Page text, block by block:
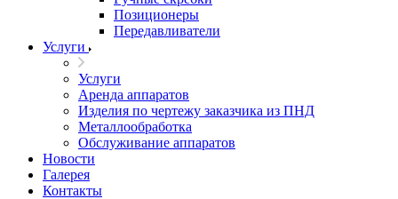
Позиционеры
Передавливатели
Услуги
Услуги
Аренда аппаратов
Изделия по чертежу заказчика из ПНД
Металлообработка
Обслуживание аппаратов
Новости
Галерея
Контакты